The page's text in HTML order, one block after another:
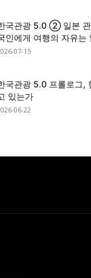
국관광 5.0 ② 일본 관
인에게 여행의 자유는
07-15
국관광 5.0 프롤로그,
있는가
06-22